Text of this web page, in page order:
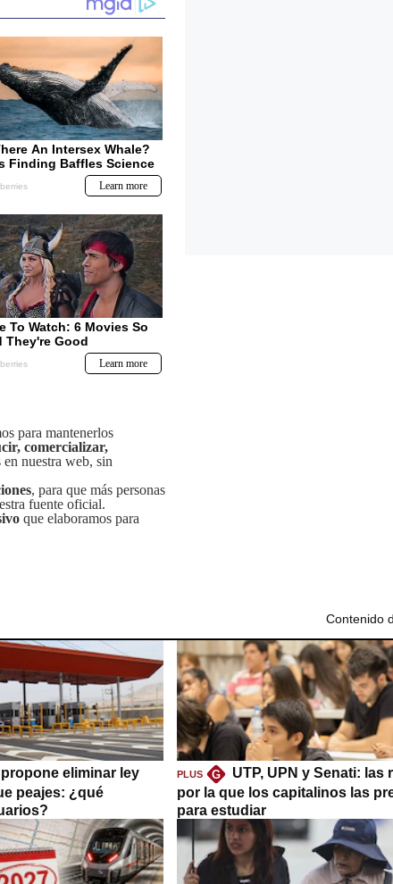
para mantenerlos
comercializar,
nuestra web, sin
, para que más personas
fuente oficial.
que elaboramos para
Contenido
eliminar ley
peajes: ¿qué
PLUS G
UTP, UPN y Senati: las
por la que los capitalinos las
para estudiar